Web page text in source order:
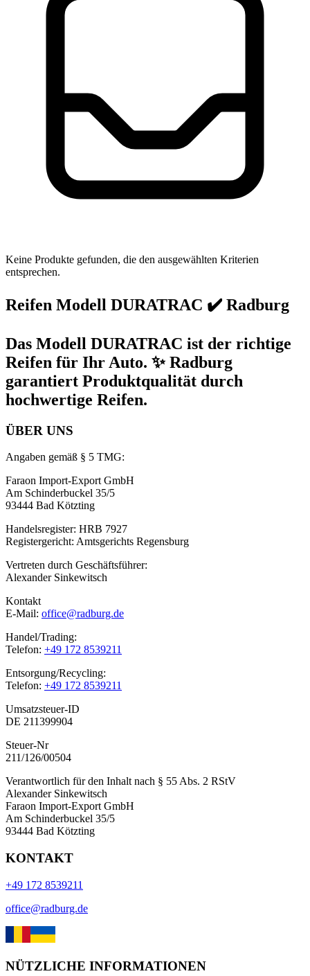
Keine Produkte gefunden, die den ausgewählten Kriterien
entsprechen.
Reifen Modell DURATRAC ✔️ Radburg
Das Modell DURATRAC ist der richtige
Reifen für Ihr Auto. ✨ Radburg
garantiert Produktqualität durch
hochwertige Reifen.
ÜBER UNS
Angaben gemäß § 5 TMG:
Faraon Import-Export GmbH
Am Schinderbuckel 35/5
93444 Bad Kötzting
Handelsregister: HRB 7927
Registergericht: Amtsgerichts Regensburg
Vertreten durch Geschäftsführer:
Alexander Sinkewitsch
Kontakt
E-Mail: office@radburg.de
Handel/Trading:
Telefon: +49 172 8539211
Entsorgung/Recycling:
Telefon: +49 172 8539211
Umsatzsteuer-ID
DE 211399904
Steuer-Nr
211/126/00504
Verantwortlich für den Inhalt nach § 55 Abs. 2 RStV
Alexander Sinkewitsch
Faraon Import-Export GmbH
Am Schinderbuckel 35/5
93444 Bad Kötzting
KONTAKT
+49 172 8539211
office@radburg.de
NÜTZLICHE INFORMATIONEN